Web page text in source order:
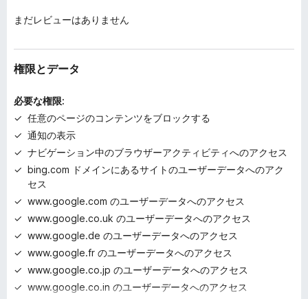
Cleaner search pages
Debloat reduces visual noise while keeping the original page
structure
intact.\
content.
Search engines frequently experiment with new AI UI
elements.\
Debloat maintainers use an internal detection pipeline called
AI
Scoutto identify new interface insertions and release
when layouts change.
せ
まだレビューはありません
権限とデータ
必要な権限:
任意のページのコンテンツをブロックする
通知の表示
ナビゲーション中のブラウザーアクティビティへのアクセス
bing.com ドメインにあるサイトのユーザーデータへのアク
セス
www.google.com のユーザーデータへのアクセス
www.google.co.uk のユーザーデータへのアクセス
www.google.de のユーザーデータへのアクセス
www.google.fr のユーザーデータへのアクセス
www.google.co.jp のユーザーデータへのアクセス
www.google.co.in のユーザーデータへのアクセス